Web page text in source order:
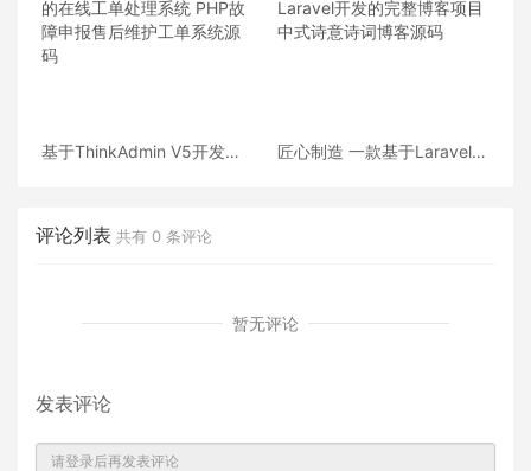
基于ThinkAdmin V5开发的
匠心制造 一款基于Laravel开
评论列表 共有 0 条评论
暂无评论
发表评论